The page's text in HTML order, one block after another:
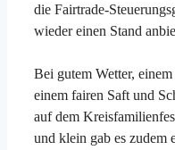
die Fairtrade-
wieder einen Stand
Bei gutem Wetter,
einem fairen Saft und
auf dem
und klein gab es zudem